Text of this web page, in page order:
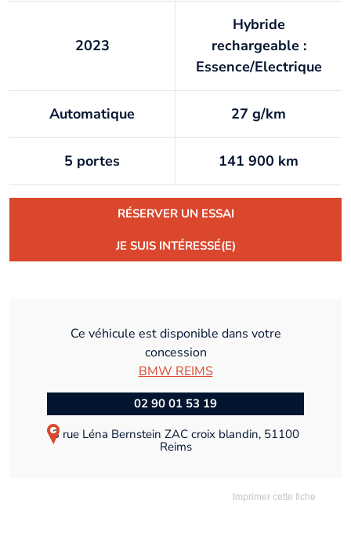
2023
Hybride
rechargeable :
Essence/Electrique
Automatique 27 g/km
5 portes 141 900 km
RÉSERVER UN ESSAI
JE SUIS INTÉRESSÉ(E)
Ce véhicule est disponible dans votre
concession
BMW REIMS
02 90 01 53 19
3 rue Léna Bernstein ZAC croix blandin, 51100
Reims
Imprimer cette fiche